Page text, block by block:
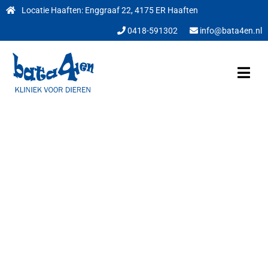
Locatie Haaften: Enggraaf 22, 4175 ER Haaften
0418-591302 info@bata4en.nl